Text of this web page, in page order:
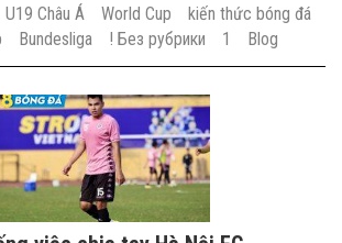
U19 Châu Á World Cup
kiến thức bóng đá
Bundesliga ! Без рубрики 1 Blog